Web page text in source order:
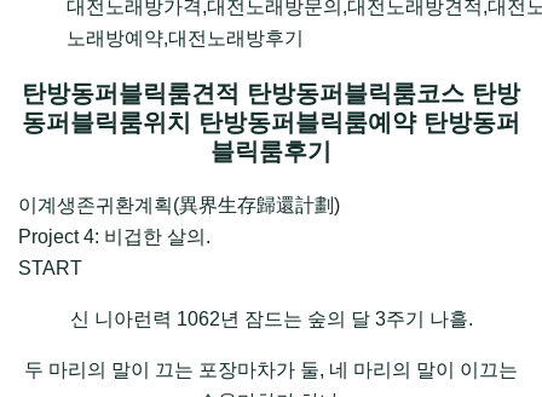
대전노래방가격,대전노래방문의,대전노래방견적,대전
노래방예약,대전노래방후기
탄방동퍼블릭룸견적 탄방동퍼블릭룸코스 탄방
동퍼블릭룸위치 탄방동퍼블릭룸예약 탄방동퍼
블릭룸후기
이계생존귀환계획(異界生存歸還計劃)
Project 4: 비겁한 살의.
START
신 니아런력 1062년 잠드는 숲의 달 3주기 나흘.
두 마리의 말이 끄는 포장마차가 둘, 네 마리의 말이 이끄는